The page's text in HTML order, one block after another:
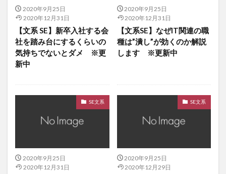
2020年9月25日
2020年12月31日
【文系 SE】新卒入社する会
社を踏み台にするくらいの
気持ちでないとダメ ※更
新中
2020年9月25日
2020年12月31日
【文系SE】なぜIT関連の職
種は”潰し”が効くのか解説
します ※更新中
SE文系
2020年9月25日
2020年12月31日
SE文系
2020年9月25日
2020年12月29日